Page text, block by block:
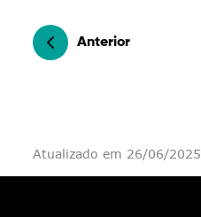
Anterior
Atualizado em 26/06/2025